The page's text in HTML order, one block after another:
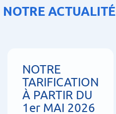
NOTRE ACTUALITÉ
NOTRE
TARIFICATION
À PARTIR DU
1er MAI 2026